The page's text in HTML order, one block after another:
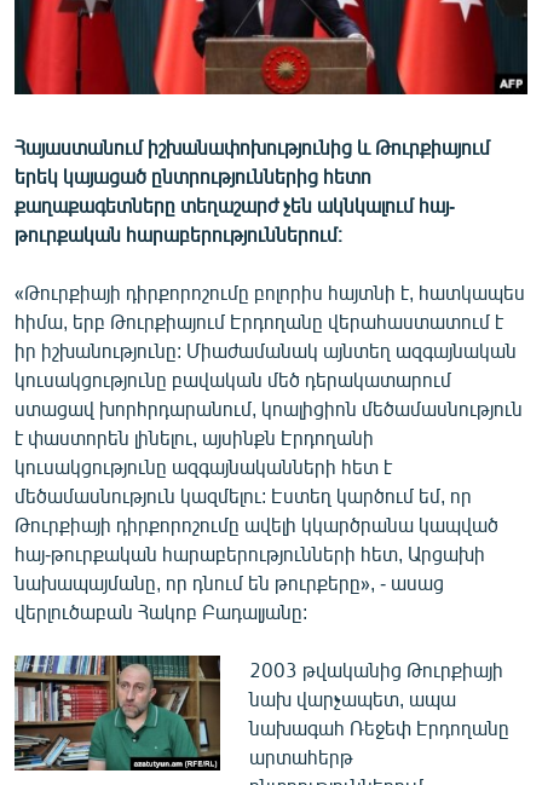
ՄԵԿՆԱԲԱՆՈՒԹՅՈՒՆ
ՏՏ ԵՒ ԻՆՏԵՐՆԵՏ
ԱՐԽԻՎ
ՏԵՍԱՆՅՈՒԹԵՐ
ԲԱՆԱՎԵՃ
ՓՈԴՔԱՍԹ
Հայերեն
English
Русский
ՀԵՏԵՎԵՔ ՄԵԶ
«Ազատության» բոլոր կայքերը
Հայաստանում իշխանափոխությունից և Թուրքիայում
երեկ կայացած ընտրություններից հետո
քաղաքագետները տեղաշարժ չեն ակնկալում հայ-
թուրքական հարաբերություններում։
«Թուրքիայի դիրքորոշումը բոլորիս հայտնի է, հատկապես
հիմա, երբ Թուրքիայում Էրդողանը վերահաստատում է
իր իշխանությունը: Միաժամանակ այնտեղ ազգայնական
կուսակցությունը բավական մեծ դերակատարում
ստացավ խորհրդարանում, կոալիցիոն մեծամասնություն
է փաստորեն լինելու, այսինքն Էրդողանի
կուսակցությունը ազգայնականների հետ է
մեծամասնություն կազմելու: Էստեղ կարծում եմ, որ
Թուրքիայի դիրքորոշումը ավելի կկարծրանա կապված
հայ-թուրքական հարաբերությունների հետ, Արցախի
նախապայմանը, որ դնում են թուրքերը», - ասաց
վերլուծաբան Հակոբ Բադալյանը:
2003 թվականից Թուրքիայի
նախ վարչապետ, ապա
նախագահ Ռեջեփ Էրդողանը
արտահերթ